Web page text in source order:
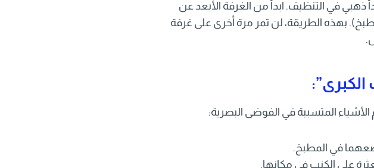
ذهبي في التنظيف. ابدأ من الغرفة الأبعد عن
بهذه الطريقة، لن تمر مرة أخرى على غرفة
المتسببة في الفوضى البصرية:
في المطبخ.
على الكنب في مكانها.